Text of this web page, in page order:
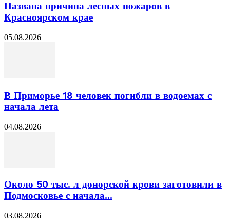
Названа причина лесных пожаров в
Красноярском крае
05.08.2026
В Приморье 18 человек погибли в водоемах с
начала лета
04.08.2026
Около 50 тыс. л донорской крови заготовили в
Подмосковье с начала...
03.08.2026